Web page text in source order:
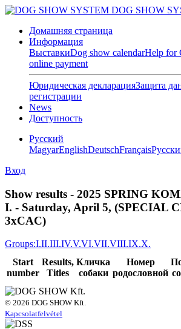
DOG SHOW
Домашняя страница
Информация
ВыставкиDog show calendarHelp for
online payment
Юридическая декларацияЗащита
регистрации
News
Доступность
Pусский
MagyarEnglishDeutschFrançais
Вход
Show results - 2025 SPRING
I. - Saturday, April 5, (SPECIAL
3xCAC)
Groups:I.II.III.IV.V.VI.VII.VIII.IX.X.
Start
number
Results,
Titles
Кличка
собаки
Номер
родословной
© 2026 DOG SHOW Kft.
Kapcsolatfelvétel